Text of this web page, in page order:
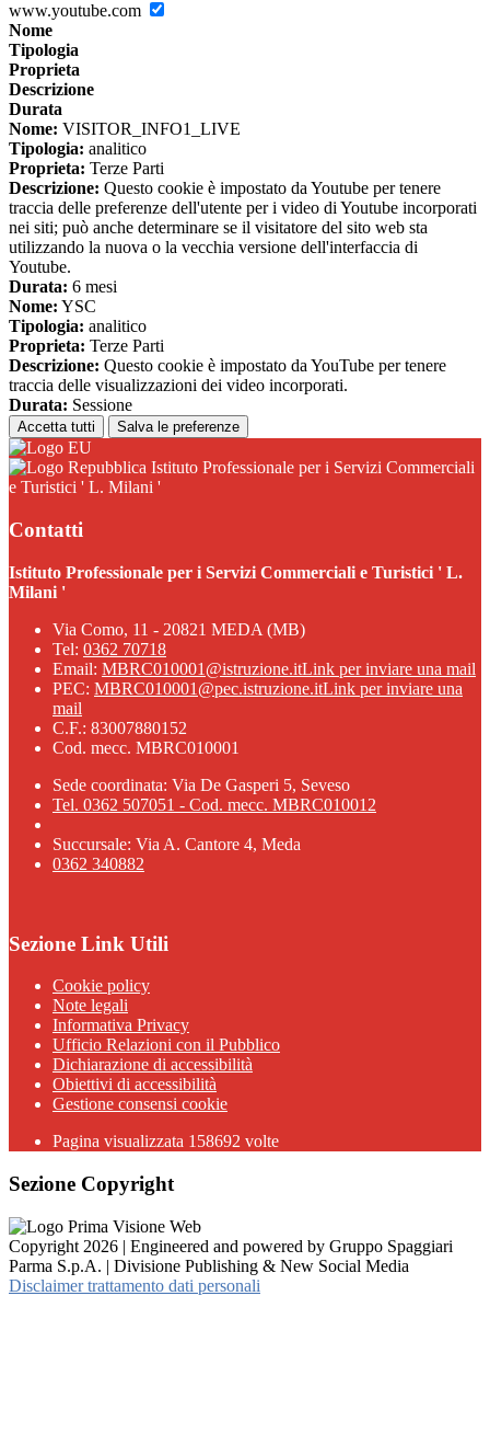
www.youtube.com
Nome
Tipologia
Proprieta
Descrizione
Durata
Nome: VISITOR_INFO1_LIVE
Tipologia: analitico
Proprieta: Terze Parti
Descrizione: Questo cookie è impostato da Youtube per tenere
traccia delle preferenze dell'utente per i video di Youtube incorporati
nei siti; può anche determinare se il visitatore del sito web sta
utilizzando la nuova o la vecchia versione dell'interfaccia di
Youtube.
Durata: 6 mesi
Nome: YSC
Tipologia: analitico
Proprieta: Terze Parti
Descrizione: Questo cookie è impostato da YouTube per tenere
traccia delle visualizzazioni dei video incorporati.
Durata: Sessione
Accetta tutti Salva le preferenze
Istituto Professionale per i Servizi Commerciali
e Turistici ' L. Milani '
Contatti
Istituto Professionale per i Servizi Commerciali e Turistici ' L.
Milani '
Via Como, 11 - 20821 MEDA (MB)
Tel: 0362 70718
Email: MBRC010001@istruzione.itLink per inviare una mail
PEC: MBRC010001@pec.istruzione.itLink per inviare una
mail
C.F.: 83007880152
Cod. mecc. MBRC010001
Sede coordinata: Via De Gasperi 5, Seveso
Tel. 0362 507051 - Cod. mecc. MBRC010012
Succursale: Via A. Cantore 4, Meda
0362 340882
Sezione Link Utili
Cookie policy
Note legali
Informativa Privacy
Ufficio Relazioni con il Pubblico
Dichiarazione di accessibilità
Obiettivi di accessibilità
Gestione consensi cookie
Pagina visualizzata 158692 volte
Sezione Copyright
Copyright 2026 | Engineered and powered by Gruppo Spaggiari
Parma S.p.A. | Divisione Publishing & New Social Media
Disclaimer trattamento dati personali